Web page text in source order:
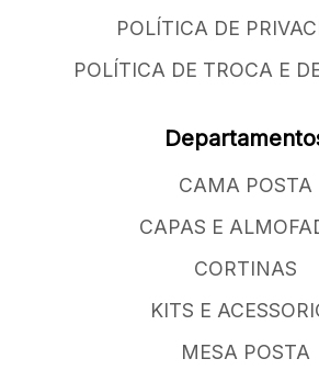
POLÍTICA DE
POLÍTICA DE TROCA E
CAMA POSTA
CAPAS E
CORTINAS
KITS E
MESA POSTA